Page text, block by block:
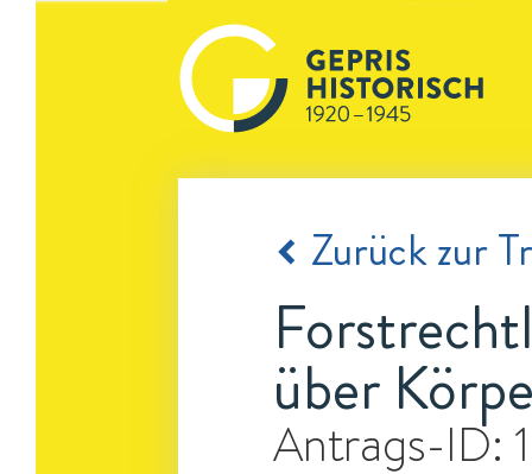
Zurück zur
über
Antrags-ID: